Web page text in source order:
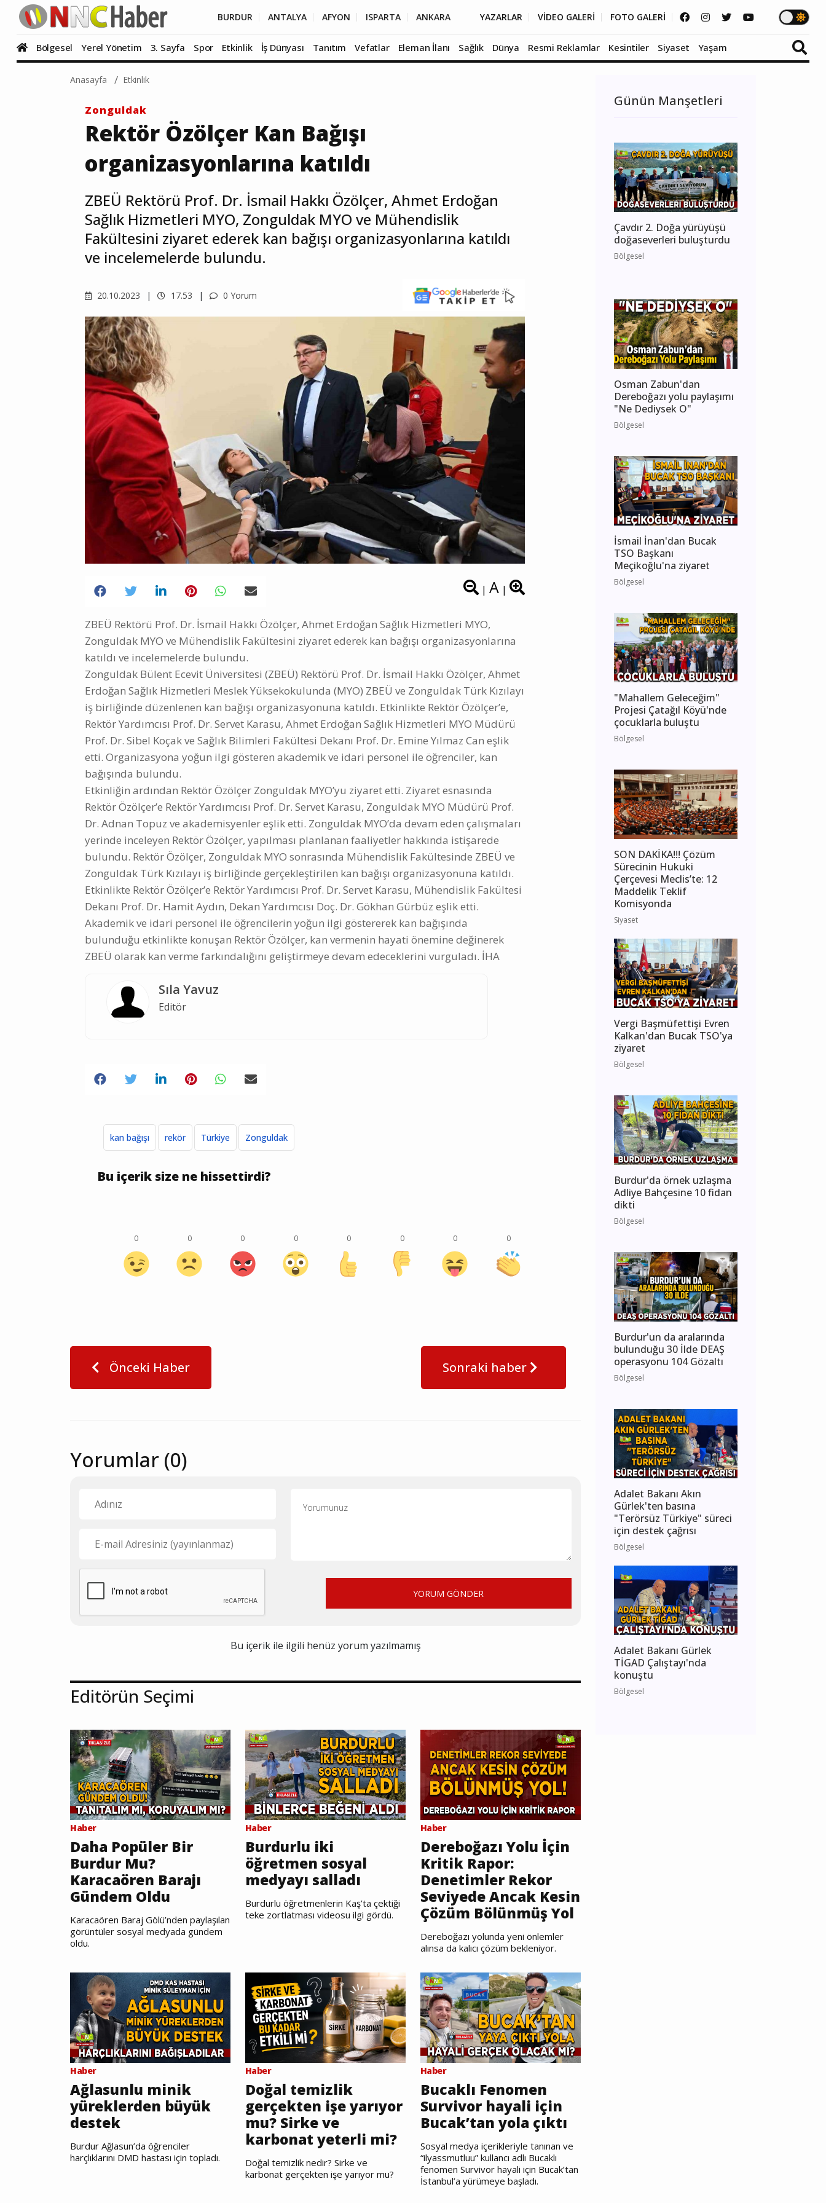
BURDUR ANTALYA AFYON ISPARTA ANKARA YAZARLAR VİDEO GALERİ FOTO GALERİ
Bölgesel Yerel Yönetim 3. Sayfa Spor Etkinlik İş Dünyası Tanıtım Vefatlar Eleman İlanı Sağlık Dünya Resmi Reklamlar Kesintiler Siyaset Yaşam
Anasayfa Etkinlik
Zonguldak
Rektör Özölçer Kan Bağışı
organizasyonlarına katıldı
ZBEÜ Rektörü Prof. Dr. İsmail Hakkı Özölçer, Ahmet Erdoğan
Sağlık Hizmetleri MYO, Zonguldak MYO ve Mühendislik
Fakültesini ziyaret ederek kan bağışı organizasyonlarına katıldı
ve incelemelerde bulundu.
20.10.2023 17.53 0 Yorum
| A|
ZBEÜ Rektörü Prof. Dr. İsmail Hakkı Özölçer, Ahmet Erdoğan Sağlık Hizmetleri MYO,
Zonguldak MYO ve Mühendislik Fakültesini ziyaret ederek kan bağışı organizasyonlarına
katıldı ve incelemelerde bulundu.
Zonguldak Bülent Ecevit Üniversitesi (ZBEÜ) Rektörü Prof. Dr. İsmail Hakkı Özölçer, Ahmet
Erdoğan Sağlık Hizmetleri Meslek Yüksekokulunda (MYO) ZBEÜ ve Zonguldak Türk Kızılayı
iş birliğinde düzenlenen kan bağışı organizasyonuna katıldı. Etkinlikte Rektör Özölçer’e,
Rektör Yardımcısı Prof. Dr. Servet Karasu, Ahmet Erdoğan Sağlık Hizmetleri MYO Müdürü
Prof. Dr. Sibel Koçak ve Sağlık Bilimleri Fakültesi Dekanı Prof. Dr. Emine Yılmaz Can eşlik
etti. Organizasyona yoğun ilgi gösteren akademik ve idari personel ile öğrenciler, kan
bağışında bulundu.
Etkinliğin ardından Rektör Özölçer Zonguldak MYO’yu ziyaret etti. Ziyaret esnasında
Rektör Özölçer’e Rektör Yardımcısı Prof. Dr. Servet Karasu, Zonguldak MYO Müdürü Prof.
Dr. Adnan Topuz ve akademisyenler eşlik etti. Zonguldak MYO’da devam eden çalışmaları
yerinde inceleyen Rektör Özölçer, yapılması planlanan faaliyetler hakkında istişarede
bulundu. Rektör Özölçer, Zonguldak MYO sonrasında Mühendislik Fakültesinde ZBEÜ ve
Zonguldak Türk Kızılayı iş birliğinde gerçekleştirilen kan bağışı organizasyonuna katıldı.
Etkinlikte Rektör Özölçer’e Rektör Yardımcısı Prof. Dr. Servet Karasu, Mühendislik Fakültesi
Dekanı Prof. Dr. Hamit Aydın, Dekan Yardımcısı Doç. Dr. Gökhan Gürbüz eşlik etti.
Akademik ve idari personel ile öğrencilerin yoğun ilgi göstererek kan bağışında
bulunduğu etkinlikte konuşan Rektör Özölçer, kan vermenin hayati önemine değinerek
ZBEÜ olarak kan verme farkındalığını geliştirmeye devam edeceklerini vurguladı. İHA
Sıla Yavuz
Editör
kan bağışı rekör Türkiye Zonguldak
Bu içerik size ne hissettirdi?
0 0 0 0 0 0 0 0
Önceki Haber Sonraki haber
Yorumlar (0)
YORUM GÖNDER
Bu içerik ile ilgili henüz yorum yazılmamış
Editörün Seçimi
Haber
Daha Popüler Bir
Burdur Mu?
Karacaören Barajı
Gündem Oldu
Karacaören Baraj Gölü’nden paylaşılan
görüntüler sosyal medyada gündem
oldu.
Haber
Burdurlu iki
öğretmen sosyal
medyayı salladı
Burdurlu öğretmenlerin Kaş’ta çektiği
teke zortlatması videosu ilgi gördü.
Haber
Dereboğazı Yolu İçin
Kritik Rapor:
Denetimler Rekor
Seviyede Ancak Kesin
Çözüm Bölünmüş Yol
Dereboğazı yolunda yeni önlemler
alınsa da kalıcı çözüm bekleniyor.
Haber
Ağlasunlu minik
yüreklerden büyük
destek
Burdur Ağlasun’da öğrenciler
harçlıklarını DMD hastası için topladı.
Haber
Doğal temizlik
gerçekten işe yarıyor
mu? Sirke ve
karbonat yeterli mi?
Doğal temizlik nedir? Sirke ve
karbonat gerçekten işe yarıyor mu?
Haber
Bucaklı Fenomen
Survivor hayali için
Bucak’tan yola çıktı
Sosyal medya içerikleriyle tanınan ve
“ilyassmutluu” kullancı adlı Bucaklı
fenomen Survivor hayali için Bucak’tan
İstanbul’a yürümeye başladı.
Günün Manşetleri
Çavdır 2. Doğa yürüyüşü
doğaseverleri buluşturdu
Bölgesel
Osman Zabun'dan
Dereboğazı yolu paylaşımı
"Ne Dediysek O"
Bölgesel
İsmail İnan'dan Bucak
TSO Başkanı
Meçikoğlu'na ziyaret
Bölgesel
"Mahallem Geleceğim"
Projesi Çatağıl Köyü'nde
çocuklarla buluştu
Bölgesel
SON DAKİKA!!! Çözüm
Sürecinin Hukuki
Çerçevesi Meclis’te: 12
Maddelik Teklif
Komisyonda
Siyaset
Vergi Başmüfettişi Evren
Kalkan'dan Bucak TSO'ya
ziyaret
Bölgesel
Burdur'da örnek uzlaşma
Adliye Bahçesine 10 fidan
dikti
Bölgesel
Burdur'un da aralarında
bulunduğu 30 İlde DEAŞ
operasyonu 104 Gözaltı
Bölgesel
Adalet Bakanı Akın
Gürlek'ten basına
"Terörsüz Türkiye" süreci
için destek çağrısı
Bölgesel
Adalet Bakanı Gürlek
TİGAD Çalıştayı'nda
konuştu
Bölgesel